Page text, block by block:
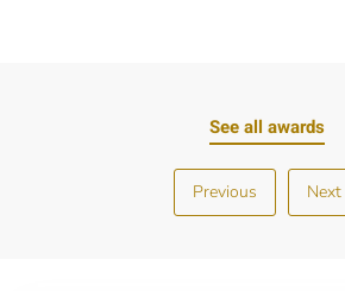
See all awards
Previous Next